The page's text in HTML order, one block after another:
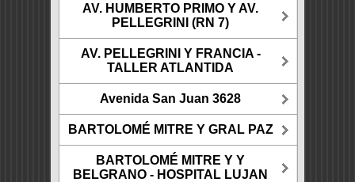
AV. HUMBERTO PRIMO Y AV.
PELLEGRINI (RN 7)
AV. PELLEGRINI Y FRANCIA -
TALLER ATLANTIDA
Avenida San Juan 3628
BARTOLOMÉ MITRE Y GRAL PAZ
BARTOLOMÉ MITRE Y Y
BELGRANO - HOSPITAL LUJAN